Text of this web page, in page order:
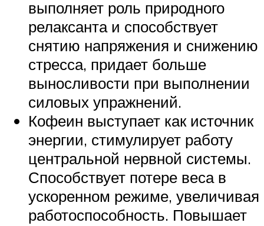
выполняет роль природного
релаксанта и способствует
снятию напряжения и снижению
стресса, придает больше
выносливости при выполнении
силовых упражнений.
Кофеин выступает как источник
энергии, стимулирует работу
центральной нервной системы.
Способствует потере веса в
ускоренном режиме, увеличивая
работоспособность. Повышает